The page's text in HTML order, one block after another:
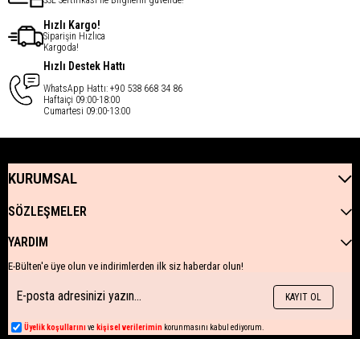
Hızlı Kargo!
Siparişin Hızlıca
Kargoda!
Hızlı Destek Hattı
WhatsApp Hattı: +90 538 668 34 86
Haftaiçi 09:00-18:00
Cumartesi 09:00-13:00
KURUMSAL
SÖZLEŞMELER
YARDIM
E-Bülten'e üye olun ve indirimlerden ilk siz haberdar olun!
KAYIT OL
Üyelik koşullarını ve kişisel verilerimin korunmasını kabul ediyorum.